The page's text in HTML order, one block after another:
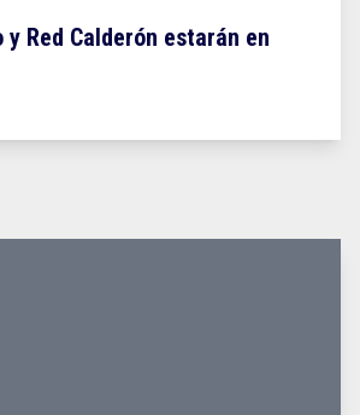
y Red Calderón estarán en